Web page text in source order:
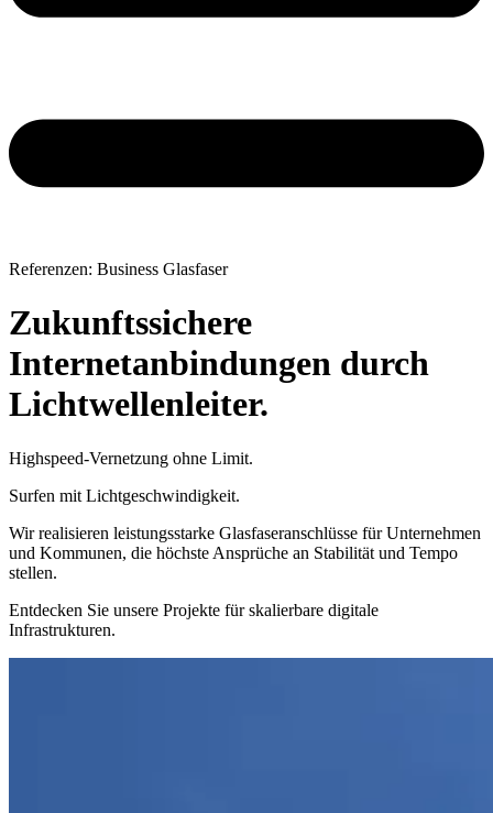
Referenzen: Business Glasfaser
Zukunftssichere
Internetanbindungen durch
Lichtwellenleiter.
Highspeed-Vernetzung ohne Limit.
Surfen mit Lichtgeschwindigkeit.
Wir realisieren leistungsstarke Glasfaseranschlüsse für Unternehmen
und Kommunen, die höchste Ansprüche an Stabilität und Tempo
stellen.
Entdecken Sie unsere Projekte für skalierbare digitale
Infrastrukturen.